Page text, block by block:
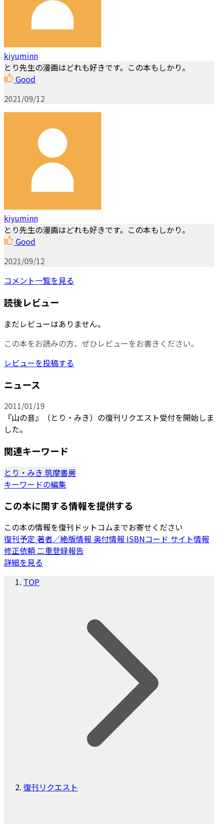
kiyuminn
とり先生の漫画はどれも好きです。この本もしかり。
Good
2021/09/12
kiyuminn
とり先生の漫画はどれも好きです。この本もしかり。
Good
2021/09/12
コメント一覧を見る
読後レビュー
まだレビューはありません。
この本をお読みの方、ぜひレビューをお書きください。
レビューを投稿する
ニュース
2011/01/19
『山の音』（とり・みき）の復刊リクエスト受付を開始しま
した。
関連キーワード
とり・みき 筑摩書房
キーワードの編集
この本に関する情報を提供する
この本の情報を復刊ドットコムまでお寄せください
復刊予定 著者／絶版情報 奥付情報 ISBNコード サイト情報
修正依頼二重登録報告
詳細を見る
TOP
復刊リクエスト